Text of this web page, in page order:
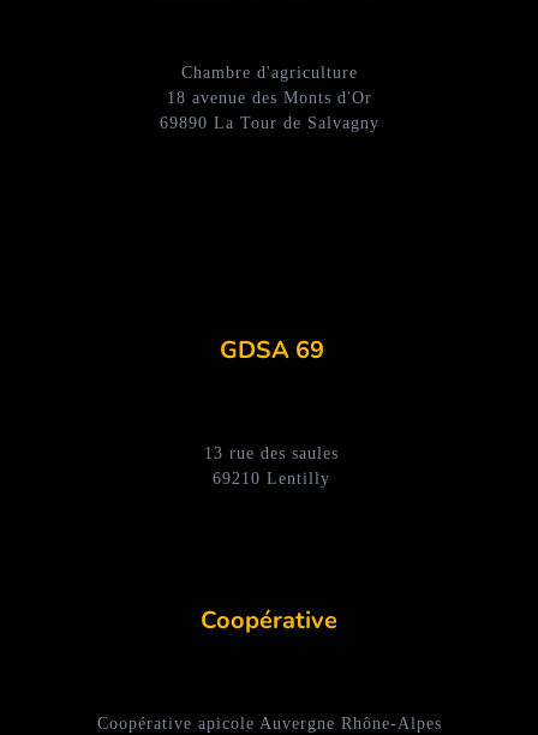
Chambre d'agriculture
18 avenue des Monts d'Or
69890 La Tour de Salvagny
GDSA 69
13 rue des saules
69210 Lentilly
Coopérative
Coopérative apicole Auvergne Rhône-Alpes